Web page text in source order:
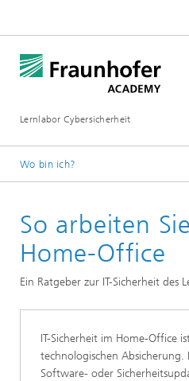
Lernlabor Cybersicherheit
Wo bin ich?
Fokusthemen
So arbeiten
Home-Office
Ein Ratgeber zur IT-Sicherheit des
IT-Sicherheit im Home-Office
technologischen Absicherung.
Software- oder